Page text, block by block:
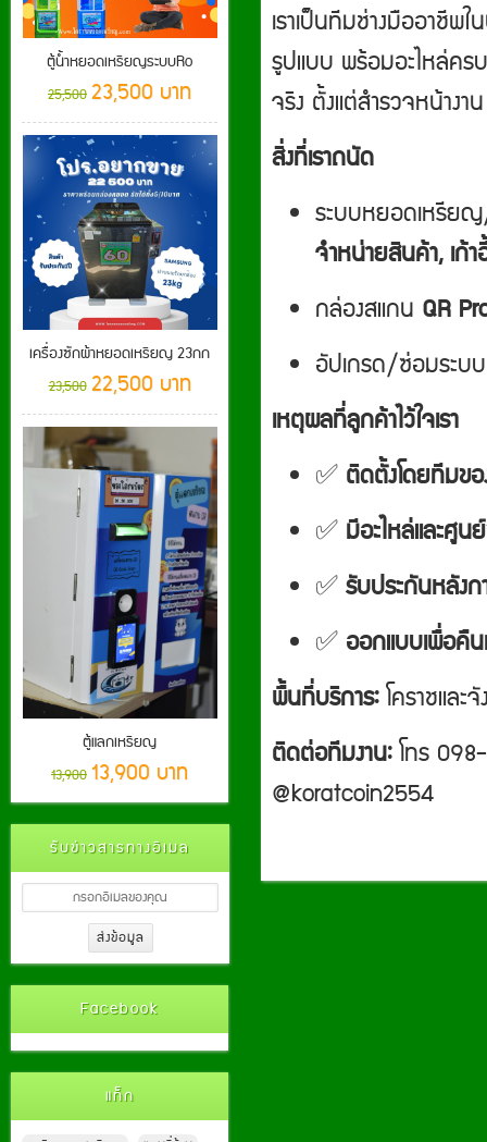
ตู้น้ำหยอดเหรียญระบบRo
25,500 23,500 บาท
เครื่องซักผ้าหยอดเหรียญ 23กก
23,500 22,500 บาท
ตู้แลกเหรียญ
13,900 13,900 บาท
รับข่าวสารทางอีเมล
Facebook
แท็ก
เราเป็นทีมช่างมืออาชีพ
รูปแบบ พร้อมอะไหล่คร
จริง ตั้งแต่สำรวจหน้าง
สิ่งที่เราถนัด
ระบบหยอดเหรีย
จำหน่ายสินค้า, เก้
กล่องสแกน QR
อัปเกรด/ซ่อมระบ
เหตุผลที่ลูกค้าไว้ใจเรา
✅ ติดตั้งโดยทีมขอ
✅ มีอะไหล่และศูน
✅รับประกันหลังก
✅ ออกแบบเพื่อคื
พื้นที่บริการ:โคราชและ
ติดต่อทีมงาน:โทร
@koratcoin2554